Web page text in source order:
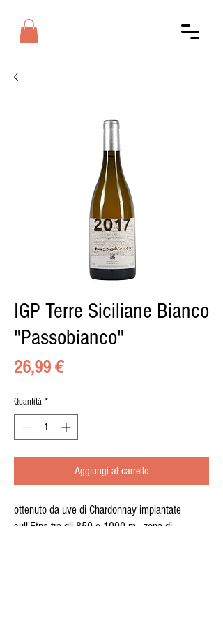
IGP Terre Siciliane Bianco
"Passobianco"
26,99 €Prezzo
Quantità *
Aggiungi al carrello
ottenuto da uve di Chardonnay impiantate
sull'Etna tra gli 850 e 1000 m. zona di